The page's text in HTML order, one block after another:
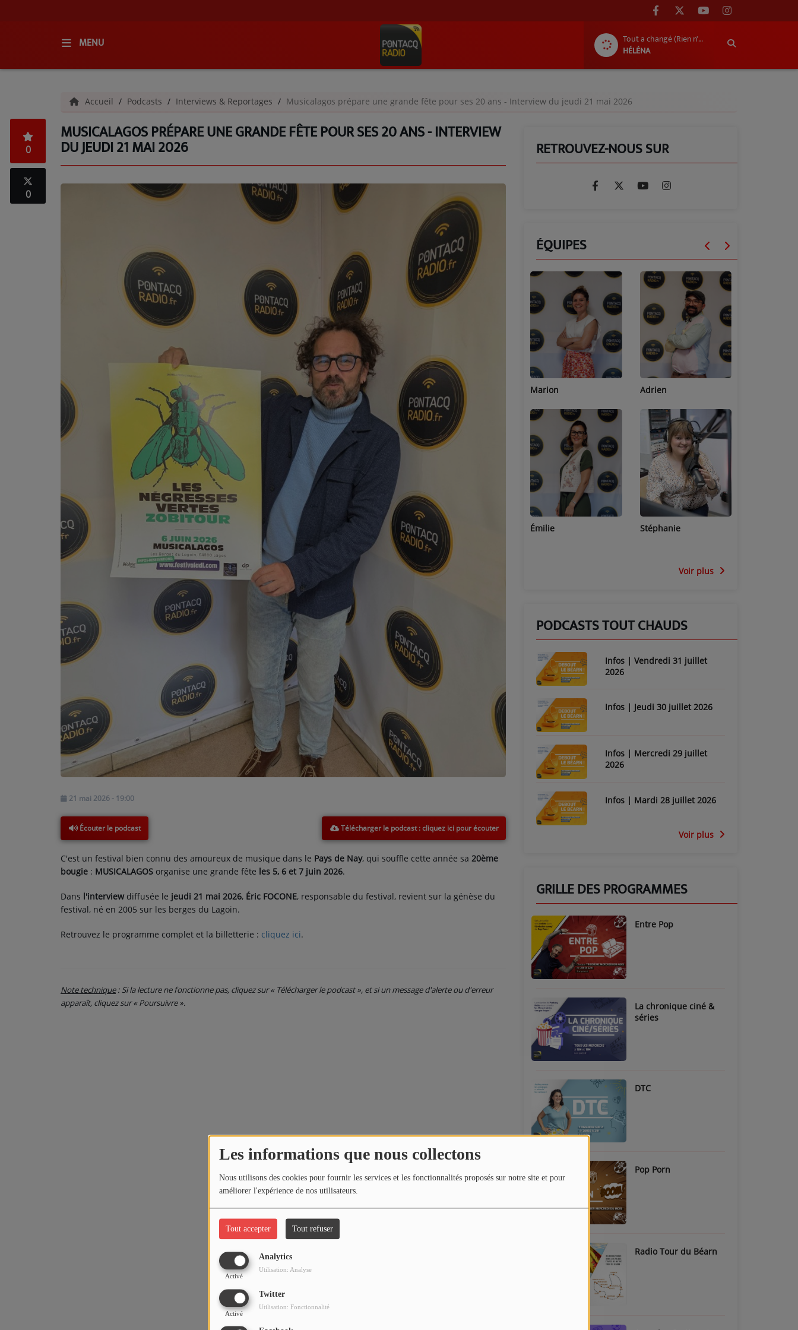
Les informations que nous collectons
Nous utilisons des cookies pour fournir les services et les fonctionnalités proposés sur notre site et pour
améliorer l'expérience de nos utilisateurs.
Tout accepter Tout refuser
Analytics
Activé
Utilisation: Analyse
Twitter
Activé
Utilisation: Fonctionnalité
MENU
Tout a changé (Rien n'a changé)
HÉLÉNA
QUI SOMMES-NOUS ?
GRILLE DES PROGRAMMES
C'ÉTAIT QUOI CE TITRE ?
ANNONCEURS & ESPACE PRO
VOTRE PUBLICITÉ SUR PONTACQ RADIO
LOCATION DE STUDIOS
ÉDUCATION AUX MÉDIAS ET À
L'INFORMATION
EN QUOI ÇA CONSISTE ?
ÉCOUTEZ LES PRODUCTIONS
VENEZ DANS LE PUBLIC !
L'ŒIL DE L'OIE | PRÉSENTATION
VIDÉOS | L’ŒIL DE L'OIE
VIDÉOS | JEUX
Accueil Podcasts Interviews & Reportages Musicalagos prépare une grande fête pour ses 20 ans - Interview du jeudi 21 mai 2026
MUSICALAGOS PRÉPARE UNE GRANDE FÊTE POUR SES 20 ANS - INTERVIEW
DU JEUDI 21 MAI 2026
0
0
21 mai 2026 - 19:00
Écouter le podcast Télécharger le podcast
C'est un festival bien connu des amoureux de musique dans le Pays de Nay, qui souffle cette année sa 20ème
bougie : MUSICALAGOS organise une grande fête les 5, 6 et 7 juin 2026.
Dans l'interview diffusée le jeudi 21 mai 2026, Éric FOCONE, responsable du festival, revient sur la génèse du
festival, né en 2005 sur les berges du Lagoin.
Retrouvez le programme complet et la billetterie : cliquez ici.
Note technique: Si la lecture ne fonctionne pas, cliquez sur « Télécharger le podcast », et si un message d'alerte ou d'erreur
apparaît, cliquez sur « Poursuivre ».
RETROUVEZ-NOUS SUR
ÉQUIPES
Marion
Émilie
Adrien
Stéphanie
Lucas
Jean-Michel
Voir plus
PODCASTS TOUT CHAUDS
Infos | Vendredi 31 juillet
2026
Infos | Jeudi 30 juillet 2026
Infos | Mercredi 29 juillet
2026
Infos | Mardi 28 juillet 2026
Voir plus
GRILLE DES PROGRAMMES
Entre Pop
La chronique ciné &
séries
DTC
Pop Porn
Radio Tour du Béarn